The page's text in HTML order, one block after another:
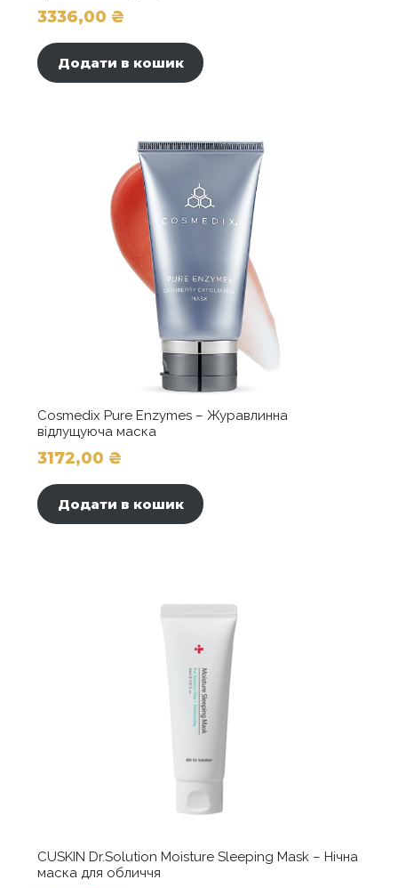
3336,00 ₴
Додати в кошик
Cosmedix Pure Enzymes – Журавлинна
відлущуюча маска
3172,00 ₴
Додати в кошик
CUSKIN Dr.Solution Moisture Sleeping Mask – Нічна
маска для обличчя